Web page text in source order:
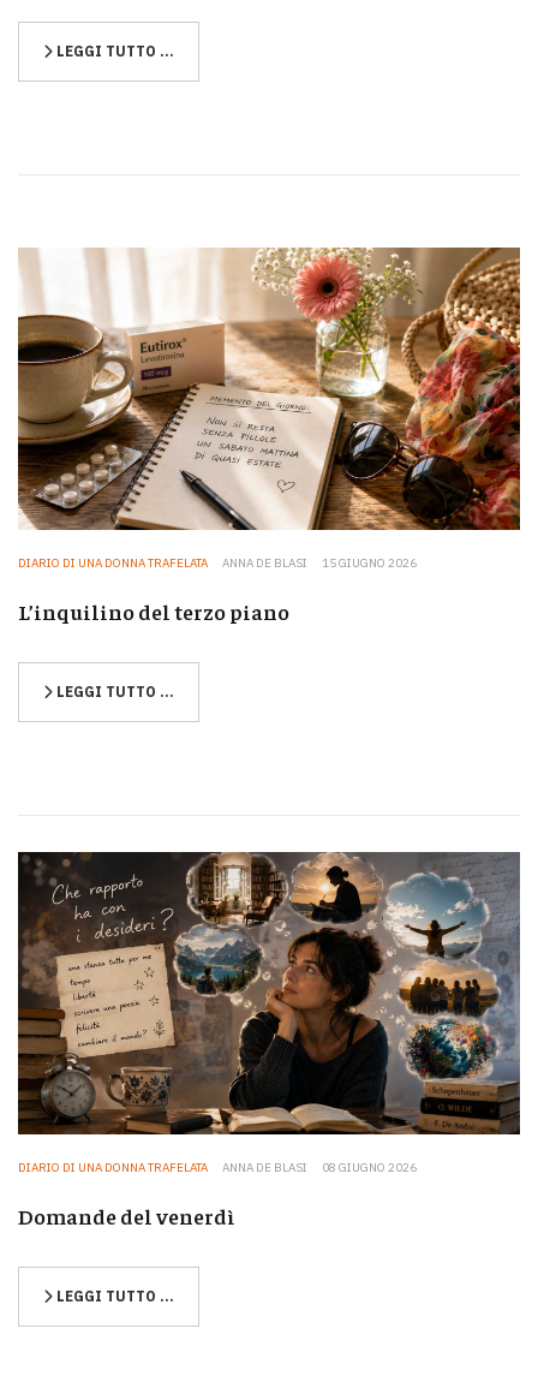
LEGGI TUTTO …
DIARIO DI UNA DONNA TRAFELATA ANNA DE BLASI 15 GIUGNO 2026
L’inquilino del terzo piano
LEGGI TUTTO …
DIARIO DI UNA DONNA TRAFELATA ANNA DE BLASI 08 GIUGNO 2026
Domande del venerdì
LEGGI TUTTO …